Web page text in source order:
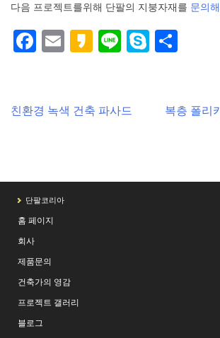
다음 프로젝트를위해 단팔의 지붕자재를 문의
Facebook
EmailKakaoLineSkype
Post
친환경 녹색 건축 파사드
복층 폴리
단팔코리아
홈 페이지
회사
제품문의
건축가의 영감
프로젝트 갤러리
블로그